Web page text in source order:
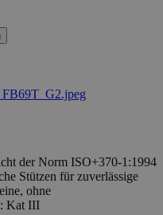
der Norm ISO+370-1:1994
Stützen für zuverlässige
ohne
Kat III